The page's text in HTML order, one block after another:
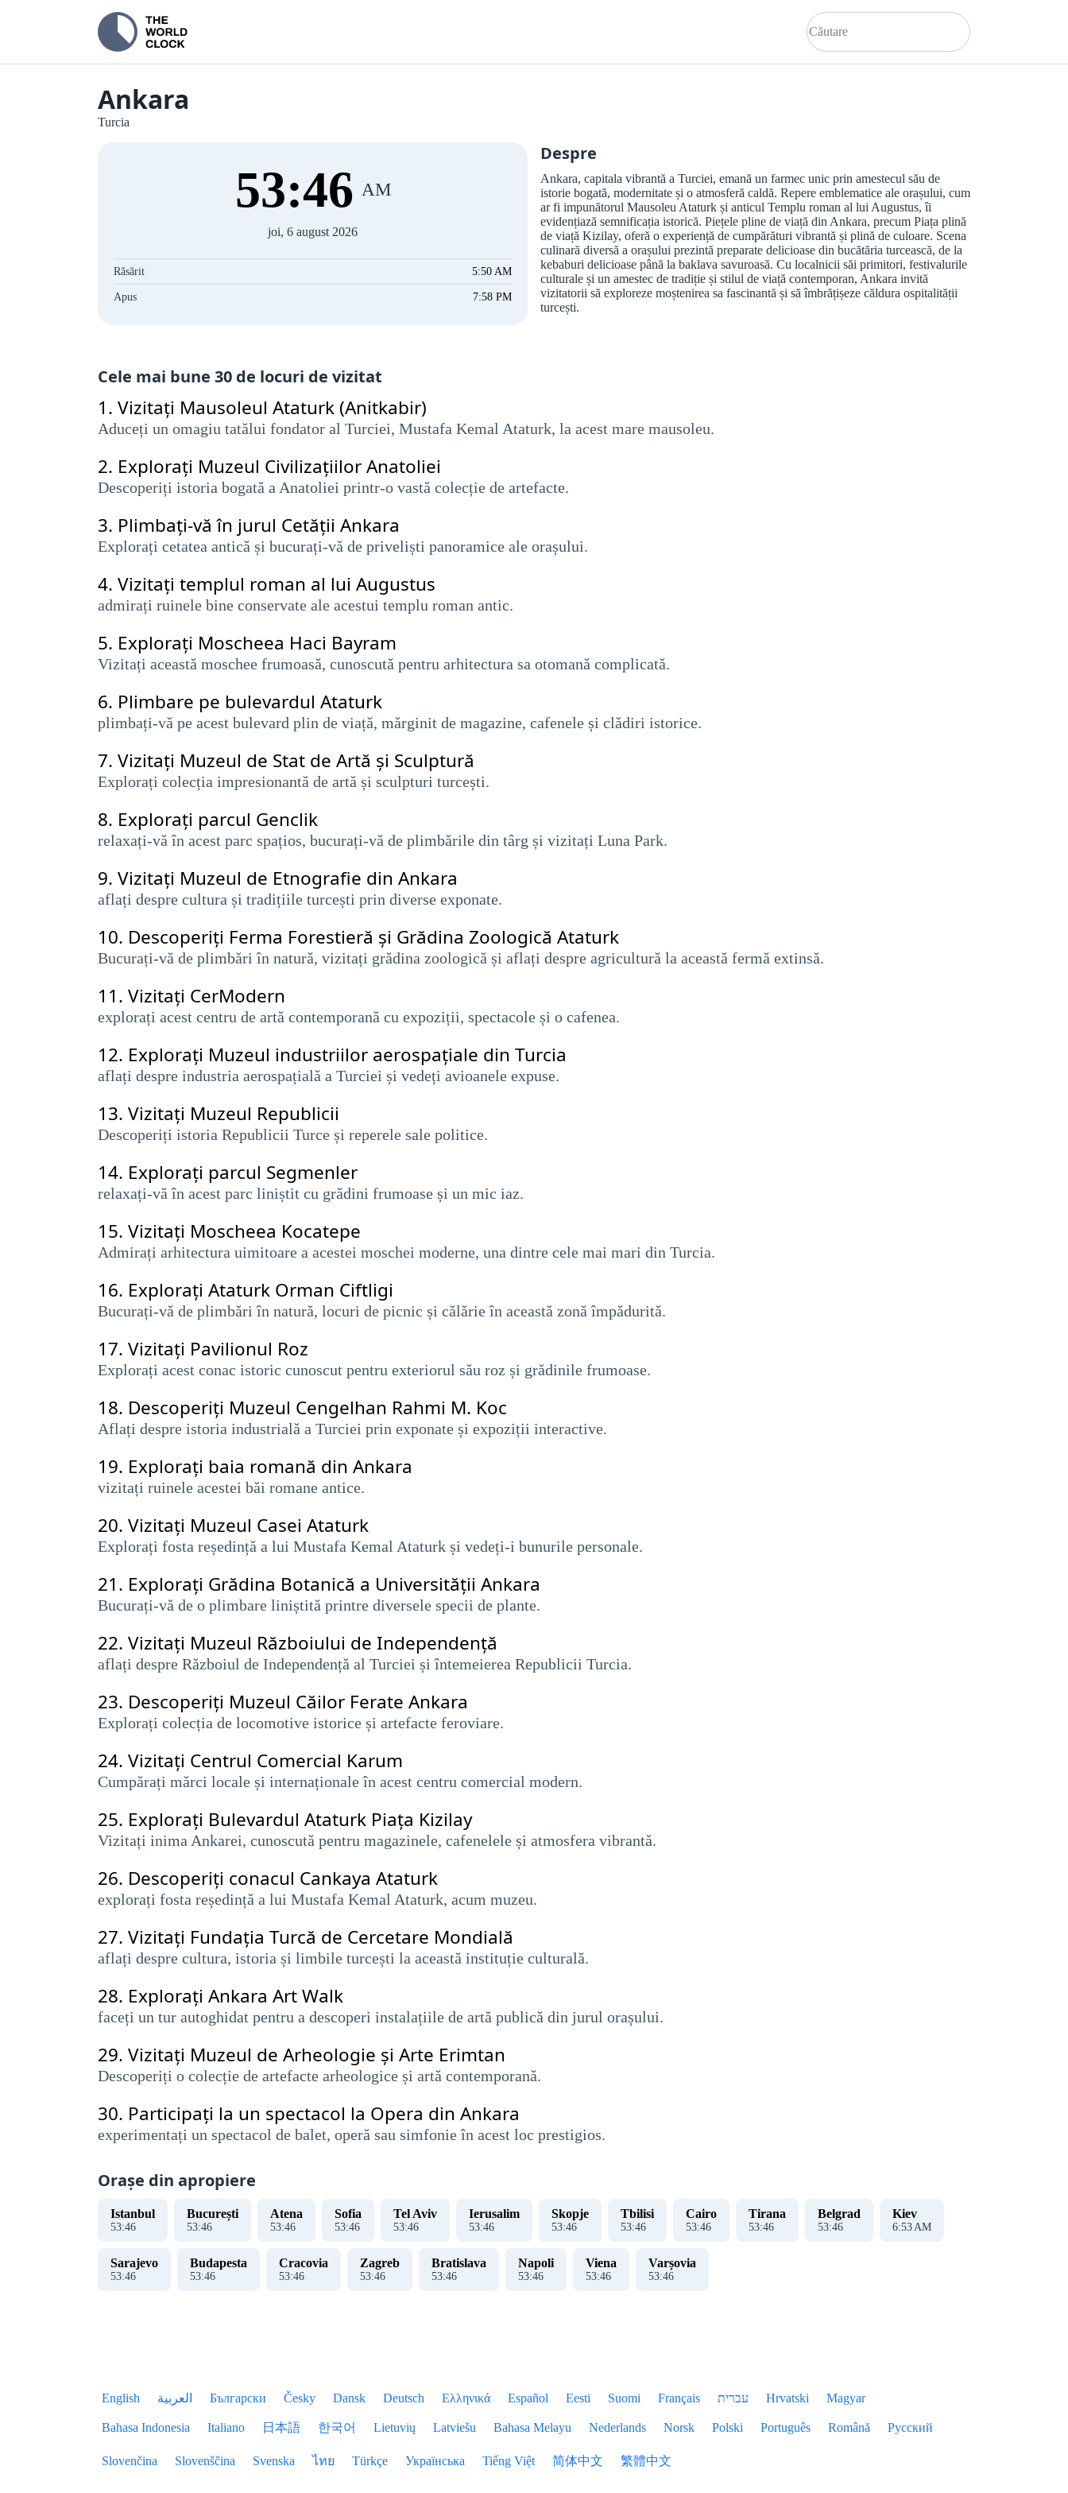
Ankara
Turcia
53:47 AM
joi, 6 august 2026
Răsărit 5:50 AM
Apus 7:58 PM
Despre
Ankara, capitala vibrantă a Turciei, emană un farmec unic prin amestecul său de
istorie bogată, modernitate și o atmosferă caldă. Repere emblematice ale orașului, cum
ar fi impunătorul Mausoleu Ataturk și anticul Templu roman al lui Augustus, îi
evidențiază semnificația istorică. Piețele pline de viață din Ankara, precum Piața plină
de viață Kizilay, oferă o experiență de cumpărături vibrantă și plină de culoare. Scena
culinară diversă a orașului prezintă preparate delicioase din bucătăria turcească, de la
kebaburi delicioase până la baklava savuroasă. Cu localnicii săi primitori, festivalurile
culturale și un amestec de tradiție și stilul de viață contemporan, Ankara invită
vizitatorii să exploreze moștenirea sa fascinantă și să îmbrățișeze căldura ospitalității
turcești.
Cele mai bune 30 de locuri de vizitat
1. Vizitați Mausoleul Ataturk (Anitkabir)
Aduceți un omagiu tatălui fondator al Turciei, Mustafa Kemal Ataturk, la acest mare mausoleu.
2. Explorați Muzeul Civilizațiilor Anatoliei
Descoperiți istoria bogată a Anatoliei printr-o vastă colecție de artefacte.
3. Plimbați-vă în jurul Cetății Ankara
Explorați cetatea antică și bucurați-vă de priveliști panoramice ale orașului.
4. Vizitați templul roman al lui Augustus
admirați ruinele bine conservate ale acestui templu roman antic.
5. Explorați Moscheea Haci Bayram
Vizitați această moschee frumoasă, cunoscută pentru arhitectura sa otomană complicată.
6. Plimbare pe bulevardul Ataturk
​​plimbați-vă pe acest bulevard plin de viață, mărginit de magazine, cafenele și clădiri istorice.
7. Vizitați Muzeul de Stat de Artă și Sculptură
Explorați colecția impresionantă de artă și sculpturi turcești.
8. Explorați parcul Genclik
relaxați-vă în acest parc spațios, bucurați-vă de plimbările din târg și vizitați Luna Park.
9. Vizitați Muzeul de Etnografie din Ankara
aflați despre cultura și tradițiile turcești prin diverse exponate.
10. Descoperiți Ferma Forestieră și Grădina Zoologică Ataturk
​​Bucurați-vă de plimbări în natură, vizitați grădina zoologică și aflați despre agricultură la această fermă extinsă.
11. Vizitați CerModern
explorați acest centru de artă contemporană cu expoziții, spectacole și o cafenea.
12. Explorați Muzeul industriilor aerospațiale din Turcia
aflați despre industria aerospațială a Turciei și vedeți avioanele expuse.
13. Vizitați Muzeul Republicii
Descoperiți istoria Republicii Turce și reperele sale politice.
14. Explorați parcul Segmenler
relaxați-vă în acest parc liniștit cu grădini frumoase și un mic iaz.
15. Vizitați Moscheea Kocatepe
Admirați arhitectura uimitoare a acestei moschei moderne, una dintre cele mai mari din Turcia.
16. Explorați Ataturk Orman Ciftligi
Bucurați-vă de plimbări în natură, locuri de picnic și călărie în această zonă împădurită.
17. Vizitați Pavilionul Roz
Explorați acest conac istoric cunoscut pentru exteriorul său roz și grădinile frumoase.
18. Descoperiți Muzeul Cengelhan Rahmi M. Koc
Aflați despre istoria industrială a Turciei prin exponate și expoziții interactive.
19. Explorați baia romană din Ankara
vizitați ruinele acestei băi romane antice.
20. Vizitați Muzeul Casei Ataturk
​​Explorați fosta reședință a lui Mustafa Kemal Ataturk și vedeți-i bunurile personale.
21. Explorați Grădina Botanică a Universității Ankara
Bucurați-vă de o plimbare liniștită printre diversele specii de plante.
22. Vizitați Muzeul Războiului de Independență
aflați despre Războiul de Independență al Turciei și întemeierea Republicii Turcia.
23. Descoperiți Muzeul Căilor Ferate Ankara
Explorați colecția de locomotive istorice și artefacte feroviare.
24. Vizitați Centrul Comercial Karum
Cumpărați mărci locale și internaționale în acest centru comercial modern.
25. Explorați Bulevardul Ataturk Piața Kizilay
Vizitați inima Ankarei, cunoscută pentru magazinele, cafenelele și atmosfera vibrantă.
26. Descoperiți conacul Cankaya Ataturk
​​explorați fosta reședință a lui Mustafa Kemal Ataturk, acum muzeu.
27. Vizitați Fundația Turcă de Cercetare Mondială
aflați despre cultura, istoria și limbile turcești la această instituție culturală.
28. Explorați Ankara Art Walk
faceți un tur autoghidat pentru a descoperi instalațiile de artă publică din jurul orașului.
29. Vizitați Muzeul de Arheologie și Arte Erimtan
Descoperiți o colecție de artefacte arheologice și artă contemporană.
30. Participați la un spectacol la Opera din Ankara
experimentați un spectacol de balet, operă sau simfonie în acest loc prestigios.
Orașe din apropiere
Istanbul
53:47
București
53:47
Atena
53:47
Sofia
53:47
Tel Aviv
53:47
Ierusalim
53:47
Skopje
53:47
Tbilisi
53:47
Cairo
53:47
Tirana
53:47
Belgrad
53:47
Kiev
6:53AM
Sarajevo
53:47
Budapesta
53:47
Cracovia
53:47
Zagreb
53:47
Bratislava
53:47
Napoli
53:47
Viena
53:47
Varșovia
53:47
English العربية Български Česky Dansk Deutsch Ελληνικά Español Eesti Suomi Français עברית Hrvatski Magyar
Bahasa Indonesia Italiano 日本語 한국어 Lietuvių Latviešu Bahasa Melayu Nederlands Norsk Polski Português Română Русский
Slovenčina Slovenščina Svenska ไทย Türkçe Українська Tiếng Việt 简体中文 繁體中文